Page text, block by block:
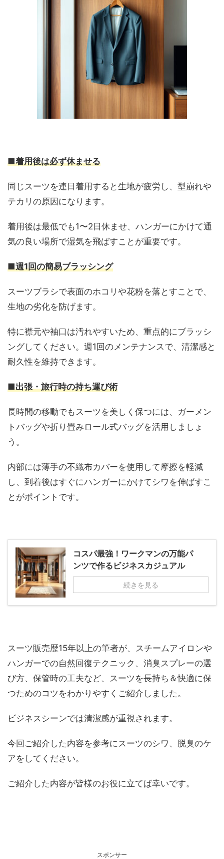
■着用後は必ず休ませる
同じスーツを連日着用すると生地が疲労し、型崩れや
テカリの原因になります。
着用後は最低でも1〜2日休ませ、ハンガーにかけて通
気の良い場所で湿気を飛ばすことが重要です。
■週1回の簡易ブラッシング
スーツブラシで表面のホコリや花粉を落とすことで、
生地の劣化を防げます。
特に襟元や袖口は汚れやすいため、重点的にブラッシ
ングしてください。週1回のメンテナンスで、清潔感と
耐久性を維持できます。
■出張・旅行時の持ち運び術
長時間の移動でもスーツを美しく保つには、ガーメン
トバッグや折り畳みロール式バッグを活用しましょ
う。
内部には薄手の不織布カバーを使用して摩擦を軽減
し、到着後はすぐにハンガーにかけてシワを伸ばすこ
とがポイントです。
コスパ最強！ワークマンの万能パ
ンツで作るビジネスカジュアル
続きを見る
スーツ販売歴15年以上の筆者が、スチームアイロンや
ハンガーでの自然回復テクニック、消臭スプレーの選
び方、保管時の工夫など、スーツを長持ち＆快適に保
つためのコツをわかりやすくご紹介しました。
ビジネスシーンでは清潔感が重視されます。
今回ご紹介した内容を参考にスーツのシワ、脱臭のケ
アをしてください。
ご紹介した内容が皆様のお役に立てば幸いです。
スポンサー